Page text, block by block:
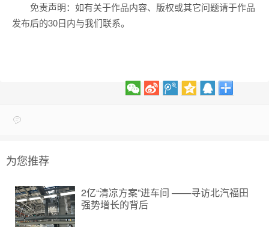
免责声明：如有关于作品内容、版权或其它问题请于作品
发布后的30日内与我们联系。
为您推荐
2亿“清凉方案”进车间 ——寻访北汽福田
强势增长的背后